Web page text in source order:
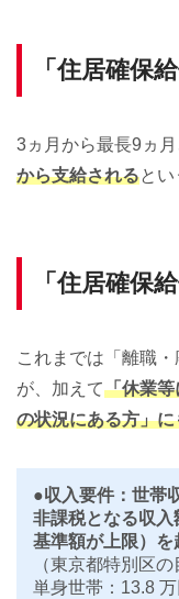
「住居確保
3ヵ月から最長9ヵ月
から支給されるとい
「住居確保
これまでは「離職
が、加えて「休業等
の状況にある方」
●収入要件：世帯
非課税となる収入
基準額が上限）を
（東京都特別区の
単身世帯：13.8